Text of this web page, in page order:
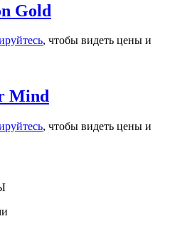
Gold
, чтобы видеть цены и
Mind
, чтобы видеть цены и